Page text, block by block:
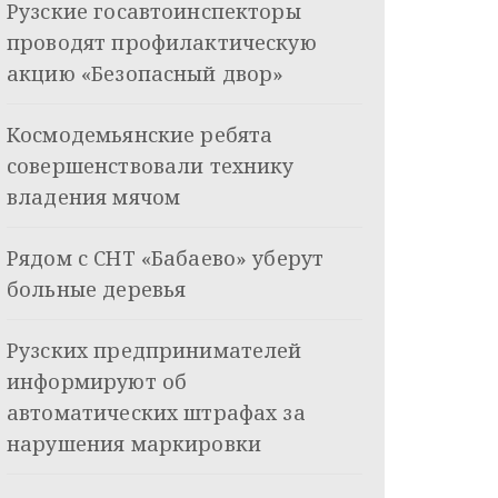
Рузские госавтоинспекторы
проводят профилактическую
акцию «Безопасный двор»
Космодемьянские ребята
совершенствовали технику
владения мячом
Рядом с СНТ «Бабаево» уберут
больные деревья
Рузских предпринимателей
информируют об
автоматических штрафах за
нарушения маркировки